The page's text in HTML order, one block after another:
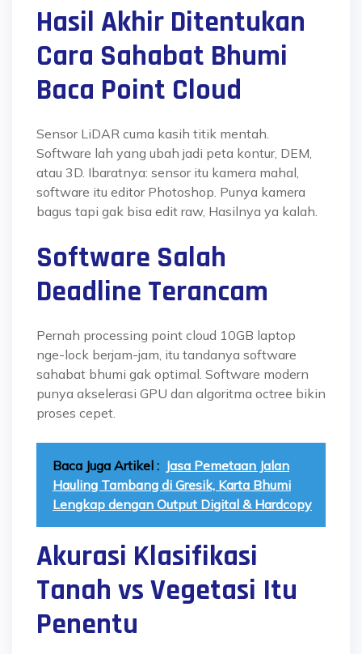
Hasil Akhir Ditentukan
Cara Sahabat Bhumi
Baca Point Cloud
Sensor LiDAR cuma kasih titik mentah.
Software lah yang ubah jadi peta kontur, DEM,
atau 3D. Ibaratnya: sensor itu kamera mahal,
software itu editor Photoshop. Punya kamera
bagus tapi gak bisa edit raw, Hasilnya ya kalah.
Software Salah
Deadline Terancam
Pernah processing point cloud 10GB laptop
nge-lock berjam-jam, itu tandanya software
sahabat bhumi gak optimal. Software modern
punya akselerasi GPU dan algoritma octree bikin
proses cepet.
Baca Juga Artikel : Jasa Pemetaan Jalan
Hauling Tambang di Gresik, Karta Bhumi
Lengkap dengan Output Digital & Hardcopy
Akurasi Klasifikasi
Tanah vs Vegetasi Itu
Penentu